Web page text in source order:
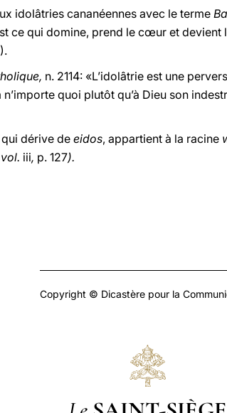
idolâtries cananéennes avec le terme
ce qui domine, prend le cœur et devient
n. 2114: «L’idolâtrie est une
quoi plutôt qu’à Dieu son
qui dérive de eidos, appartient à la racine
iii, p. 127).
Copyright © Dicastère pour la